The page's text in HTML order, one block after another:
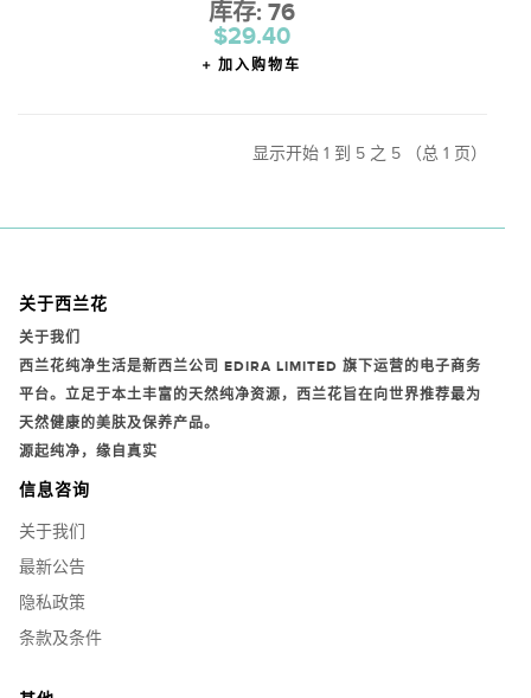
库存: 76
$29.40
加入购物车
显示开始 1 到 5 之 5 （总 1 页）
关于西兰花
关于我们
西兰花纯净生活是新西兰公司 EDIRA LIMITED 旗下运营的电子商务
平台。立足于本土丰富的天然纯净资源，西兰花旨在向世界推荐最为
天然健康的美肤及保养产品。
源起纯净，缘自真实
信息咨询
关于我们
最新公告
隐私政策
条款及条件